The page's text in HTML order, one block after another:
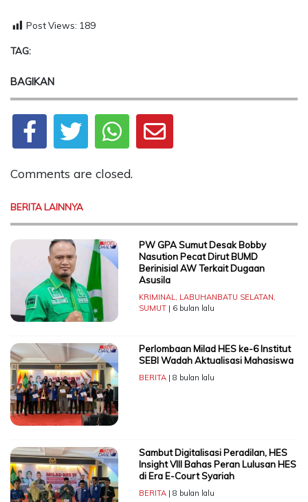
Post Views: 189
TAG:
BAGIKAN
Comments are closed.
BERITA LAINNYA
PW GPA Sumut Desak Bobby
Nasution Pecat Dirut BUMD
Berinisial AW Terkait Dugaan
Asusila
KRIMINAL, LABUHANBATU SELATAN,
SUMUT| 6 bulan lalu
Perlombaan Milad HES ke-6 Institut
SEBI Wadah Aktualisasi Mahasiswa
BERITA| 8 bulan lalu
Sambut Digitalisasi Peradilan, HES
Insight VIII Bahas Peran Lulusan HES
di Era E-Court Syariah
BERITA| 8 bulan lalu